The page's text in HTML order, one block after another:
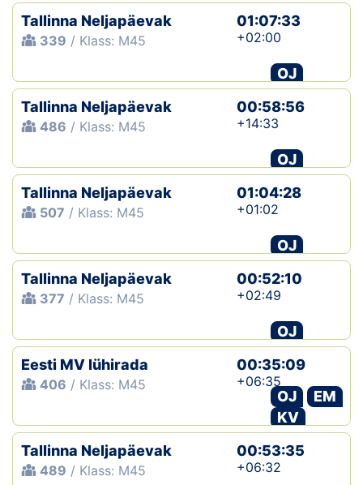
Tallinna Neljapäevak
339 / Klass: M45
01:07:33
+02:00
OJ
Tallinna Neljapäevak
486 / Klass: M45
00:58:56
+14:33
OJ
Tallinna Neljapäevak
507 / Klass: M45
01:04:28
+01:02
OJ
Tallinna Neljapäevak
377 / Klass: M45
00:52:10
+02:49
OJ
Eesti MV lühirada
406 / Klass: M45
00:35:09
+06:35
OJ
EM
KV
Tallinna Neljapäevak
489 / Klass: M45
00:53:35
+06:32